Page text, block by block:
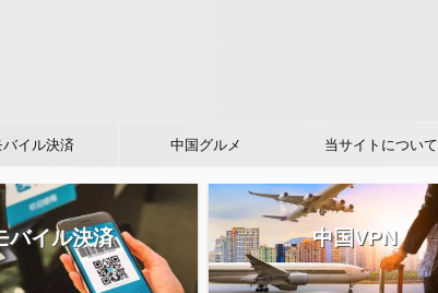
バイル決済 中国グルメ 当サイトについて
バイル決済 中国VPN